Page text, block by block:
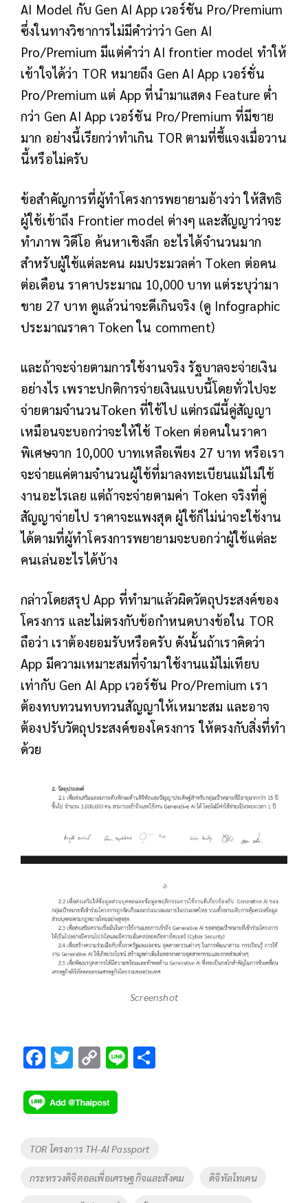
AI Model กับ Gen AI App เวอร์ชัน Pro/Premium
ซึ่งในทางวิชาการไม่มีคำว่าว่า Gen AI
Pro/Premium มีแต่คำว่า AI frontier model ทำให้
เข้าใจได้ว่า TOR หมายถึง Gen AI App เวอร์ชั่น
Pro/Premium แต่ App ที่นำมาแสดง Feature ต่ำ
กว่า Gen AI App เวอร์ชัน Pro/Premium ที่มีขาย
มาก อย่างนี้เรียกว่าทำเกิน TOR ตามที่ชี้แจงเมื่อวาน
นี้หรือไม่ครับ
ข้อสำคัญการที่ผู้ทำโครงการพยายามอ้างว่า ให้สิทธิ
ผู้ใช้เข้าถึง Frontier model ต่างๆ และสัญญาว่าจะ
ทำภาพ วิดีโอ ค้นหาเชิงลึก อะไรได้จำนวนมาก
สำหรับผู้ใช้แต่ละคน ผมประมวลค่า Token ต่อคน
ต่อเดือน ราคาประมาณ 10,000 บาท แต่ระบุว่ามา
ขาย 27 บาท ดูแล้วน่าจะดีเกินจริง (ดู Infographic
ประมาณราคา Token ใน comment)
และถ้าจะจ่ายตามการใช้งานจริง รัฐบาลจะจ่ายเงิน
อย่างไร เพราะปกติการจ่ายเงินแบบนี้โดยทั่วไปจะ
จ่ายตามจำนวนToken ที่ใช้ไป แต่กรณีนี้คู่สัญญา
เหมือนจะบอกว่าจะให้ใช้ Token ต่อคนในราคา
พิเศษจาก 10,000 บาทเหลือเพียง 27 บาท หรือเรา
จะจ่ายแค่ตามจำนวนผู้ใช้ที่มาลงทะเบียนแม้ไม่ใช้
งานอะไรเลย แต่ถ้าจะจ่ายตามค่า Token จริงที่คู่
สัญญาจ่ายไป ราคาจะแพงสุด ผู้ใช้ก็ไม่น่าจะใช้งาน
ได้ตามที่ผู้ทำโครงการพยายามจะบอกว่าผู้ใช้แต่ละ
คนเล่นอะไรได้บ้าง
กล่าวโดยสรุป App ที่ทำมาแล้วผิดวัตถุประสงค์ของ
โครงการ และไม่ตรงกับข้อกำหนดบางข้อใน TOR
ถือว่า เราต้องยอมรับหรือครับ ดังนั้นถ้าเราคิดว่า
App มีความเหมาะสมที่จำมาใช้งานแม้ไม่เทียบ
เท่ากับ Gen AI App เวอร์ชัน Pro/Premium เรา
ต้องทบทวนทบทวนสัญญาให้เหมาะสม และอาจ
ต้องปรับวัตถุประสงค์ของโครงการ ให้ตรงกับสิ่งที่ทำ
ด้วย
Screenshot
F
e
b
o
k
T
tt
er
C
p
y
Li
n
k
Li
Tags
TOR โครงการ TH-AI Passport
กระทรวงดิจิตอลเพื่อเศรษฐกิจและสังคม ดิจิทัลโทเคน